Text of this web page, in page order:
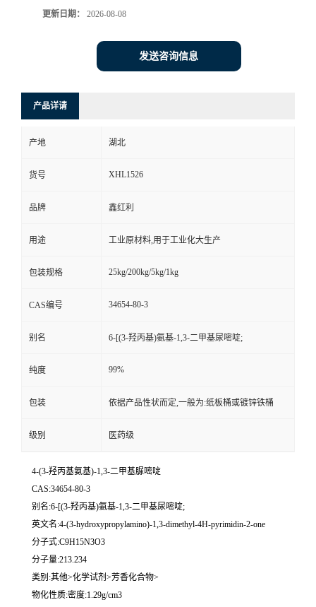
更新日期： 2026-08-08
发送咨询信息
产品详请
产地 湖北
货号 XHL1526
品牌 鑫红利
用途 工业原材料,用于工业化大生产
包装规格 25kg/200kg/5kg/1kg
CAS编号 34654-80-3
别名 6-[(3-羟丙基)氨基-1,3-二甲基尿嘧啶;
纯度 99%
包装 依据产品性状而定,一般为:纸板桶或镀锌铁桶
级别 医药级
4-(3-羟丙基氨基)-1,3-二甲基脲嘧啶
CAS:34654-80-3
别名:6-[(3-羟丙基)氨基-1,3-二甲基尿嘧啶;
英文名:4-(3-hydroxypropylamino)-1,3-dimethyl-4H-pyrimidin-2-one
分子式:C9H15N3O3
分子量:213.234
类别:其他>化学试剂>芳香化合物>
物化性质:密度:1.29g/cm3